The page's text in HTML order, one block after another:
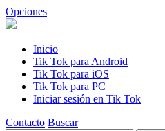
Opciones
Inicio
Tik Tok para Android
Tik Tok para iOS
Tik Tok para PC
Iniciar sesión en Tik Tok
Contacto Buscar